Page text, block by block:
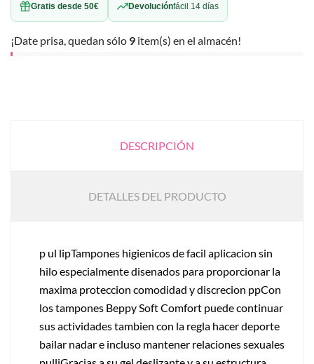
Gratis desde 50€ Devoluciónfácil 14 días
¡Date prisa, quedan sólo 9 item(s) en el almacén!
DESCRIPCIÓN
DETALLES DEL PRODUCTO
p ul lipTampones higienicos de facil aplicacion sin
hilo especialmente disenados para proporcionar la
maxima proteccion comodidad y discrecion ppCon
los tampones Beppy Soft Comfort puede continuar
sus actividades tambien con la regla hacer deporte
bailar nadar e incluso mantener relaciones sexuales